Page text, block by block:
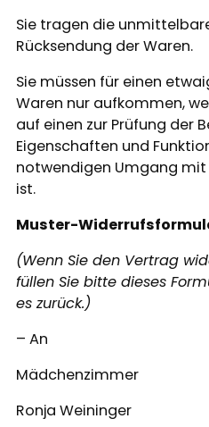
Sie tragen die
Rücksendung der Waren.
Sie müssen für einen
Waren nur aufkommen,
auf einen zur Prüfung der
Eigenschaften und
notwendigen Umgang mit
ist.
Muster-
(Wenn Sie den Vertrag
füllen Sie bitte dieses
es zurück.)
– An
Mädchenzimmer
Ronja Weininger